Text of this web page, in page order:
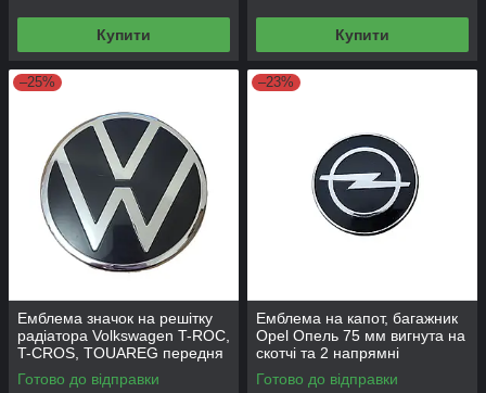
Купити Купити
–25%
Емблема значок на решітку
радіатора Volkswagen T-ROC,
T-CROS, TOUAREG передня
138мм 2GM 853 601F
Готово до відправки
–23%
Емблема на капот, багажник
Opel Опель 75 мм вигнута на
скотчі та 2 напрямні
Готово до відправки